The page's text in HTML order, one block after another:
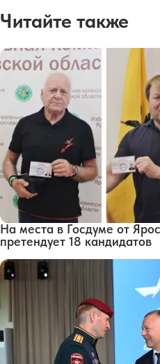
Читайте также
На места в Госдуме от
претендует 18 кандидатов